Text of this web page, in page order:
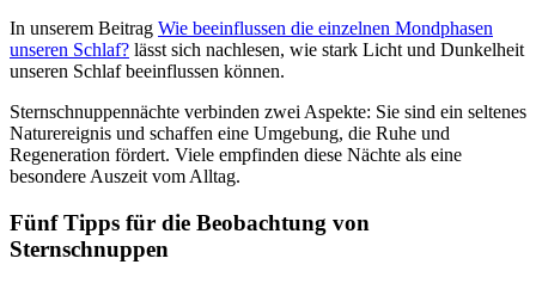
In unserem Beitrag Wie beeinflussen die einzelnen Mondphasen
unseren Schlaf? lässt sich nachlesen, wie stark Licht und Dunkelheit
unseren Schlaf beeinflussen können.
Sternschnuppennächte verbinden zwei Aspekte: Sie sind ein seltenes
Naturereignis und schaffen eine Umgebung, die Ruhe und
Regeneration fördert. Viele empfinden diese Nächte als eine
besondere Auszeit vom Alltag.
Fünf Tipps für die Beobachtung von
Sternschnuppen